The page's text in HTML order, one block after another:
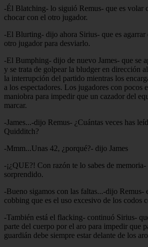
-Él Blatching- lo siguió Remus- que es volar
chocar con el otro jugador.
-El Blurting- dijo ahora Sirius- que es agarrar
otro jugador para desviarlo.
-El Bumphing- dijo de nuevo James- que se
y se trata de golpear la bludger en dirección
la interrupción del partido mientras los
a los espectadores. Los jugadores con pocos
maniobra para impedir que un cazador del
marcar.
-James...-dijo Remus- ¿Cuántas veces has
Quidditch?
-Mmm...Unas 42, ¿porqué?- dijo James
-¡¿QUE?! Con razón te lo sabes de
sorprendido.
-Bueno sigamos con las faltas...-dijo Remus-
cobbing que es el uso excesivo de los codos
-También está el flacking- continuó Sirius-
parte del cuerpo por el aro para impedir que
guardián debe siempre estar delante de los